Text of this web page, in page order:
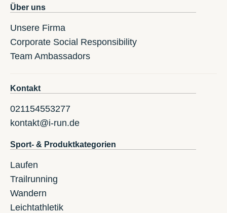
Über uns
Unsere Firma
Corporate Social Responsibility
Team Ambassadors
Kontakt
021154553277
kontakt@i-run.de
Sport- & Produktkategorien
Laufen
Trailrunning
Wandern
Leichtathletik